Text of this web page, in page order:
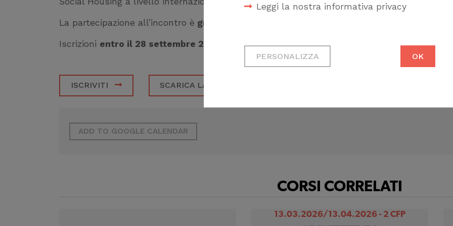
Leggi la nostra informativa privacy
Necessari per permetterti di
fruire correttamente del sito
PERSONALIZZA OK
La partecipazione all’incontro è gratuita
Iscrizioni entro il 28 settembre 2023
ISCRIVITI SCARICA LA LOCANDINA
ADD TO GOOGLE CALENDAR
CORSI CORRELATI
13.03.2026/13.04.2026 - 2 CFP